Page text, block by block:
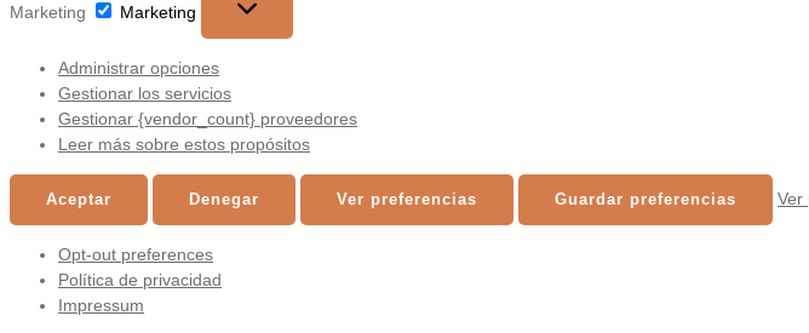
Marketing Marketing
Administrar opciones
Gestionar los servicios
Gestionar {vendor_count} proveedores
Leer más sobre estos propósitos
Aceptar Denegar Ver preferencias Guardar preferencias Ver
Opt-out preferences
Política de privacidad
Impressum